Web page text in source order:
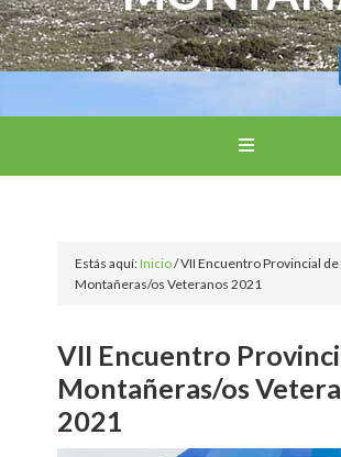
Estás aquí:Inicio/VII Encuentro Provincial de
Montañeras/os Veteranos 2021
VII Encuentro
Montañeras/os
2021